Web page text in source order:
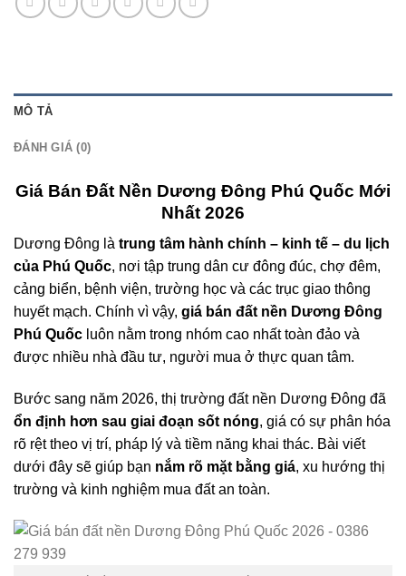
MÔ TẢ
ĐÁNH GIÁ (0)
Giá Bán Đất Nền Dương Đông Phú Quốc Mới
Nhất 2026
Dương Đông là trung tâm hành chính – kinh tế – du lịch
của Phú Quốc, nơi tập trung dân cư đông đúc, chợ đêm,
cảng biển, bệnh viện, trường học và các trục giao thông
huyết mạch. Chính vì vậy, giá bán đất nền Dương Đông
Phú Quốc luôn nằm trong nhóm cao nhất toàn đảo và
được nhiều nhà đầu tư, người mua ở thực quan tâm.
Bước sang năm 2026, thị trường đất nền Dương Đông đã
ổn định hơn sau giai đoạn sốt nóng, giá có sự phân hóa
rõ rệt theo vị trí, pháp lý và tiềm năng khai thác. Bài viết
dưới đây sẽ giúp bạn nắm rõ mặt bằng giá, xu hướng thị
trường và kinh nghiệm mua đất an toàn.